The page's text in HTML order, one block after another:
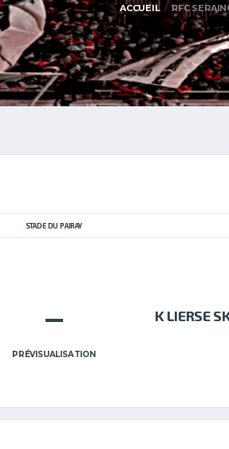
ACCUEIL RFC
STADE DU PAIRAY
K LIERSE
–
PRÉVISUALISATION